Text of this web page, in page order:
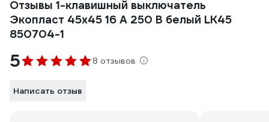
Отзывы 1-клавишный выключатель
Экопласт 45х45 16 A 250 B белый LK45
850704-1
5 8 отзывов
Написать отзыв